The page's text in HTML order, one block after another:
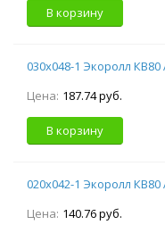
В корзину
030х048-1 Экоролл
Цена: 187.74 руб.
В корзину
020х042-1 Экоролл
Цена: 140.76 руб.